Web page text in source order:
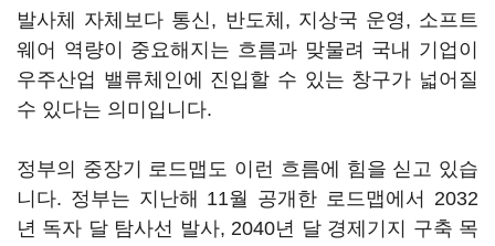
발사체 자체보다 통신, 반도체, 지상국 운영, 소프트
웨어 역량이 중요해지는 흐름과 맞물려 국내 기업이
우주산업 밸류체인에 진입할 수 있는 창구가 넓어질
수 있다는 의미입니다.
정부의 중장기 로드맵도 이런 흐름에 힘을 싣고 있습
니다. 정부는 지난해 11월 공개한 로드맵에서 2032
년 독자 달 탐사선 발사, 2040년 달 경제기지 구축 목